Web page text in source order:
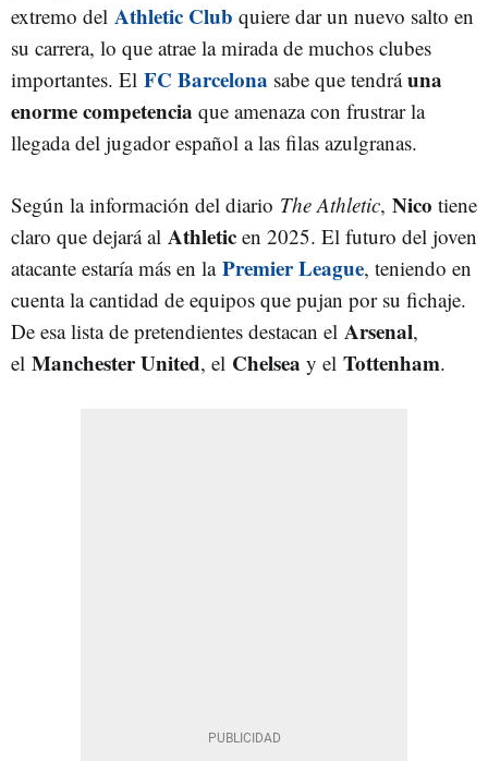
extremo del Athletic Club quiere dar un nuevo salto en
su carrera, lo que atrae la mirada de muchos clubes
importantes. El FC Barcelona sabe que tendráuna
enorme competencia que amenaza con frustrar la
llegada del jugador español a las filas azulgranas.
Según la información del diario The Athletic, Nico tiene
claro que dejará al Athletic en 2025. El futuro del joven
atacante estaría más en la Premier League, teniendo en
cuenta la cantidad de equipos que pujan por su fichaje.
De esa lista de pretendientes destacan el Arsenal,
el Manchester United, el Chelsea y el Tottenham.